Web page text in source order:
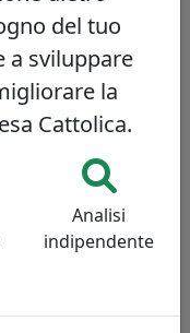
47/100
del tuo
a sviluppare
la
Cattolica.
Analisi
indipendente